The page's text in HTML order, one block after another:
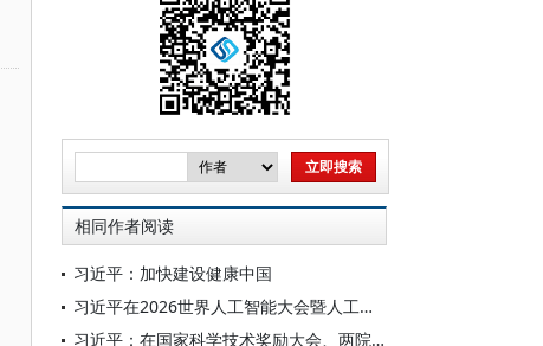
相同作者阅读
习近平：加快建设健康中国
习近平在2026世界人工智能大会暨人工智能全球治理高级别会议开幕式上的主旨讲话（全文）
习近平：在国家科学技术奖励大会、两院院士大会、中国科协第十一次全国代表大会上的讲话